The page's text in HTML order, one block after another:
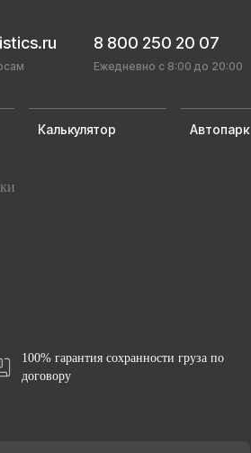
8 800 250 20 07
Ежедневно с 8:00 до 20:00
Калькулятор Автопарк
100% гарантия сохранности груза по
договору